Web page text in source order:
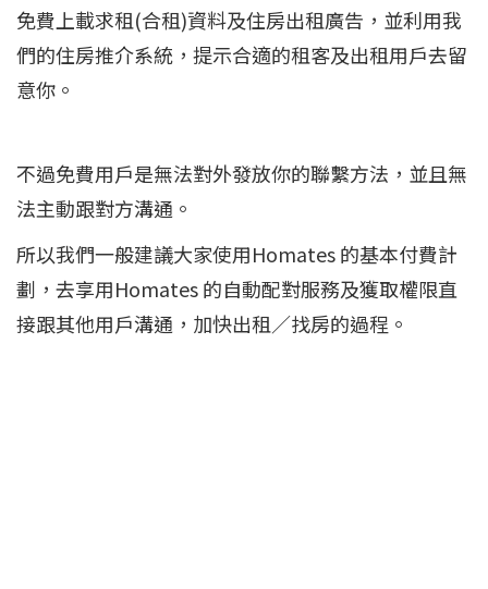
免費上載求租(合租)資料及住房出租廣告，並利用我
們的住房推介系統，提示合適的租客及出租用戶去留
意你。
不過免費用戶是無法對外發放你的聯繫方法，並且無
法主動跟對方溝通。
所以我們一般建議大家使用Homates 的基本付費計
劃，去享用Homates 的自動配對服務及獲取權限直
接跟其他用戶溝通，加快出租／找房的過程。